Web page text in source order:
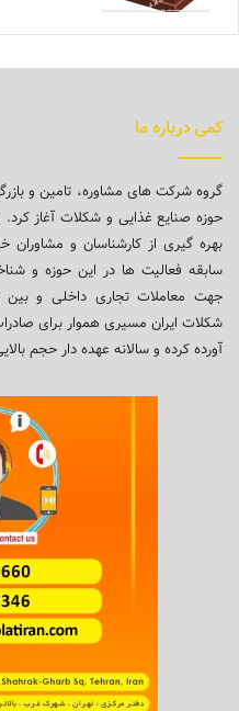
کمی درباره ما
حوزه صنایع غذایی و شکلات آغاز
بهره گیری از کارشناسان و
سابقه فعالیت ها در این حوزه و
جهت معاملات تجاری داخلی و بین
شکلات ایران مسیری هموار برای
آورده کرده و سالانه عهده دار حجم